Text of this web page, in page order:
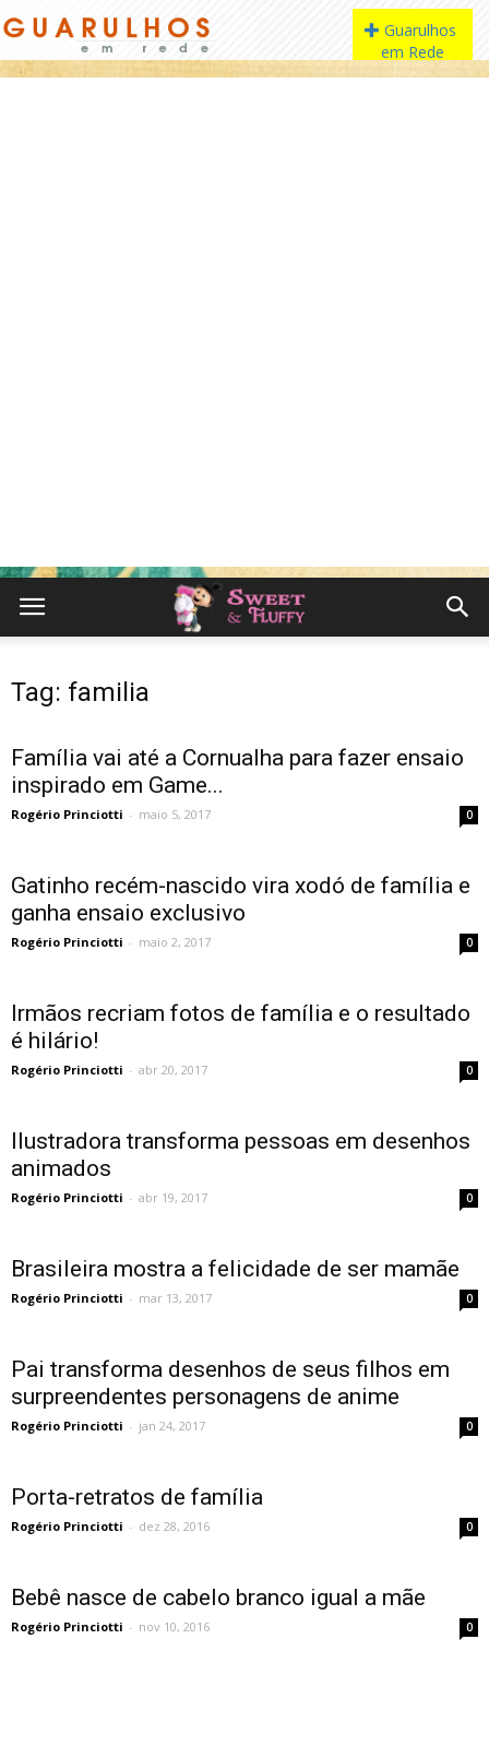
Tag: familia
Família vai até a Cornualha para fazer ensaio
inspirado em Game...
Rogério Princiotti - maio 5, 2017 0
Gatinho recém-nascido vira xodó de família e
ganha ensaio exclusivo
Rogério Princiotti - maio 2, 2017 0
Irmãos recriam fotos de família e o resultado
é hilário!
Rogério Princiotti - abr 20, 2017 0
Ilustradora transforma pessoas em desenhos
animados
Rogério Princiotti - abr 19, 2017 0
Brasileira mostra a felicidade de ser mamãe
Rogério Princiotti - mar 13, 2017 0
Pai transforma desenhos de seus filhos em
surpreendentes personagens de anime
Rogério Princiotti - jan 24, 2017 0
Porta-retratos de família
Rogério Princiotti - dez 28, 2016 0
Bebê nasce de cabelo branco igual a mãe
Rogério Princiotti - nov 10, 2016 0